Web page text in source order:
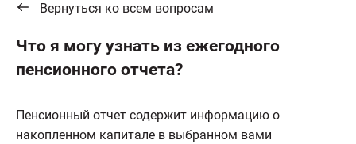
Вернуться ко всем вопросам
Что я могу узнать из ежегодного
пенсионного отчета?
Пенсионный отчет содержит информацию о
накопленном капитале в выбранном вами